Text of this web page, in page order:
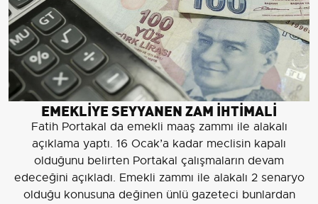
EMEKLİYE SEYYANEN ZAM İHTİMALİ
Fatih Portakal da emekli maaş zammı ile alakalı
açıklama yaptı. 16 Ocak’a kadar meclisin kapalı
olduğunu belirten Portakal çalışmaların devam
edeceğini açıkladı. Emekli zammı ile alakalı 2 senaryo
olduğu konusuna değinen ünlü gazeteci bunlardan